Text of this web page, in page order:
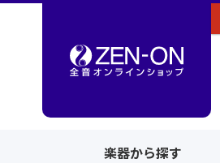
楽器から探す